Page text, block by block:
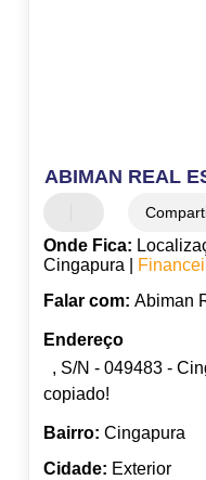
ABIMAN REAL
Onde Fica:
Cingapura |
Falar com: Abiman
Endereço
, S/N - 049483 -
copiado!
Bairro: Cingapura
Cidade: Exterior